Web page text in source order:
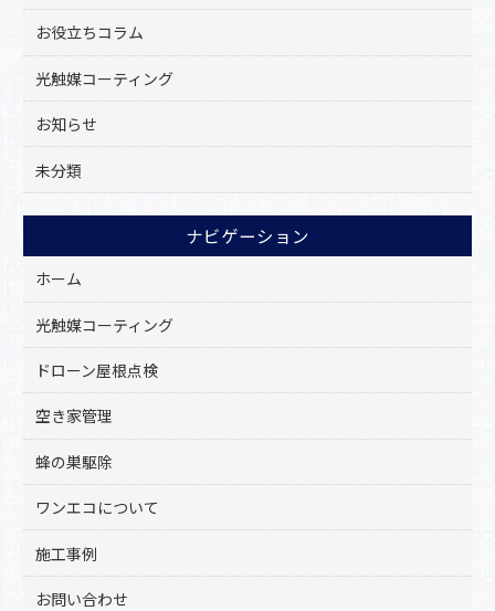
お役立ちコラム
光触媒コーティング
お知らせ
未分類
ナビゲーション
ホーム
光触媒コーティング
ドローン屋根点検
空き家管理
蜂の巣駆除
ワンエコについて
施工事例
お問い合わせ